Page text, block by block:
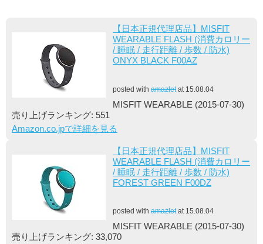
【日本正規代理店品】MISFIT
WEARABLE FLASH (消費カロリー
/ 睡眠 / 走行距離 / 歩数 / 防水)
ONYX BLACK F00AZ
posted with amazlet at 15.08.04
MISFIT WEARABLE (2015-07-30)
売り上げランキング: 551
Amazon.co.jpで詳細を見る
【日本正規代理店品】MISFIT
WEARABLE FLASH (消費カロリー
/ 睡眠 / 走行距離 / 歩数 / 防水)
FOREST GREEN F00DZ
posted with amazlet at 15.08.04
MISFIT WEARABLE (2015-07-30)
売り上げランキング: 33,070